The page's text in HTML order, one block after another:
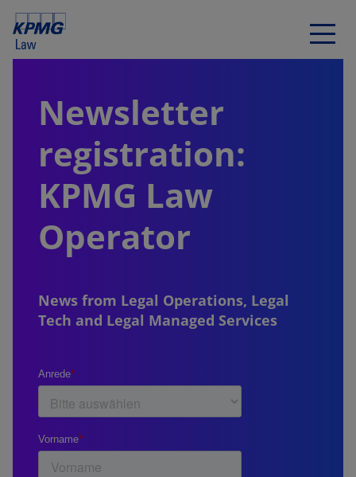
Newsletter
registration:
KPMG Law
Operator
News from Legal Operations, Legal
Tech and Legal Managed Services